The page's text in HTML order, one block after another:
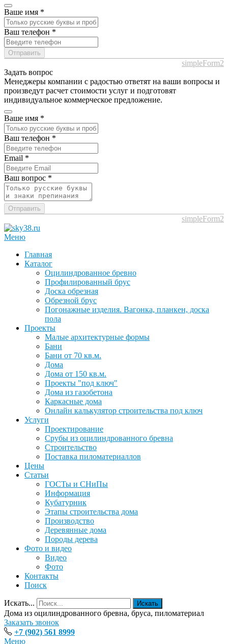
Ваше имя *
Ваш телефон *
Отправить
simpleForm2
Задать вопрос
Менеджеры компании с радостью ответят на ваши вопросы и
произведут расчет стоимости услуг и подготовят
индивидуальное коммерческое предложение.
Ваше имя *
Ваш телефон *
Email *
Ваш вопрос *
Отправить
simpleForm2
Меню
Главная
Каталог
Оцилиндрованное бревно
Профилированный брус
Доска обрезная
Обрезной брус
Погонажные изделия. Вагонка, планкен, доска
пола
Проекты
Малые архитектурные формы
Бани
Бани от 70 кв.м.
Дома
Дома от 150 кв.м.
Проекты "под ключ"
Дома из газобетона
Каркасные дома
Онлайн калькулятор строительства под ключ
Услуги
Проектирование
Срубы из оцилиндрованного бревна
Строительство
Поставка пиломатериаллов
Цены
Статьи
ГОСТы и СНиПы
Информация
Кубатурник
Этапы строительства дома
Производство
Деревянные дома
Породы дерева
Фото и видео
Видео
Фото
Контакты
Поиск
Искать... Искать
Дома из оцилиндрованного бревна, бруса, пиломатериал
Заказать звонок
+7 (902) 561 8999
Меню